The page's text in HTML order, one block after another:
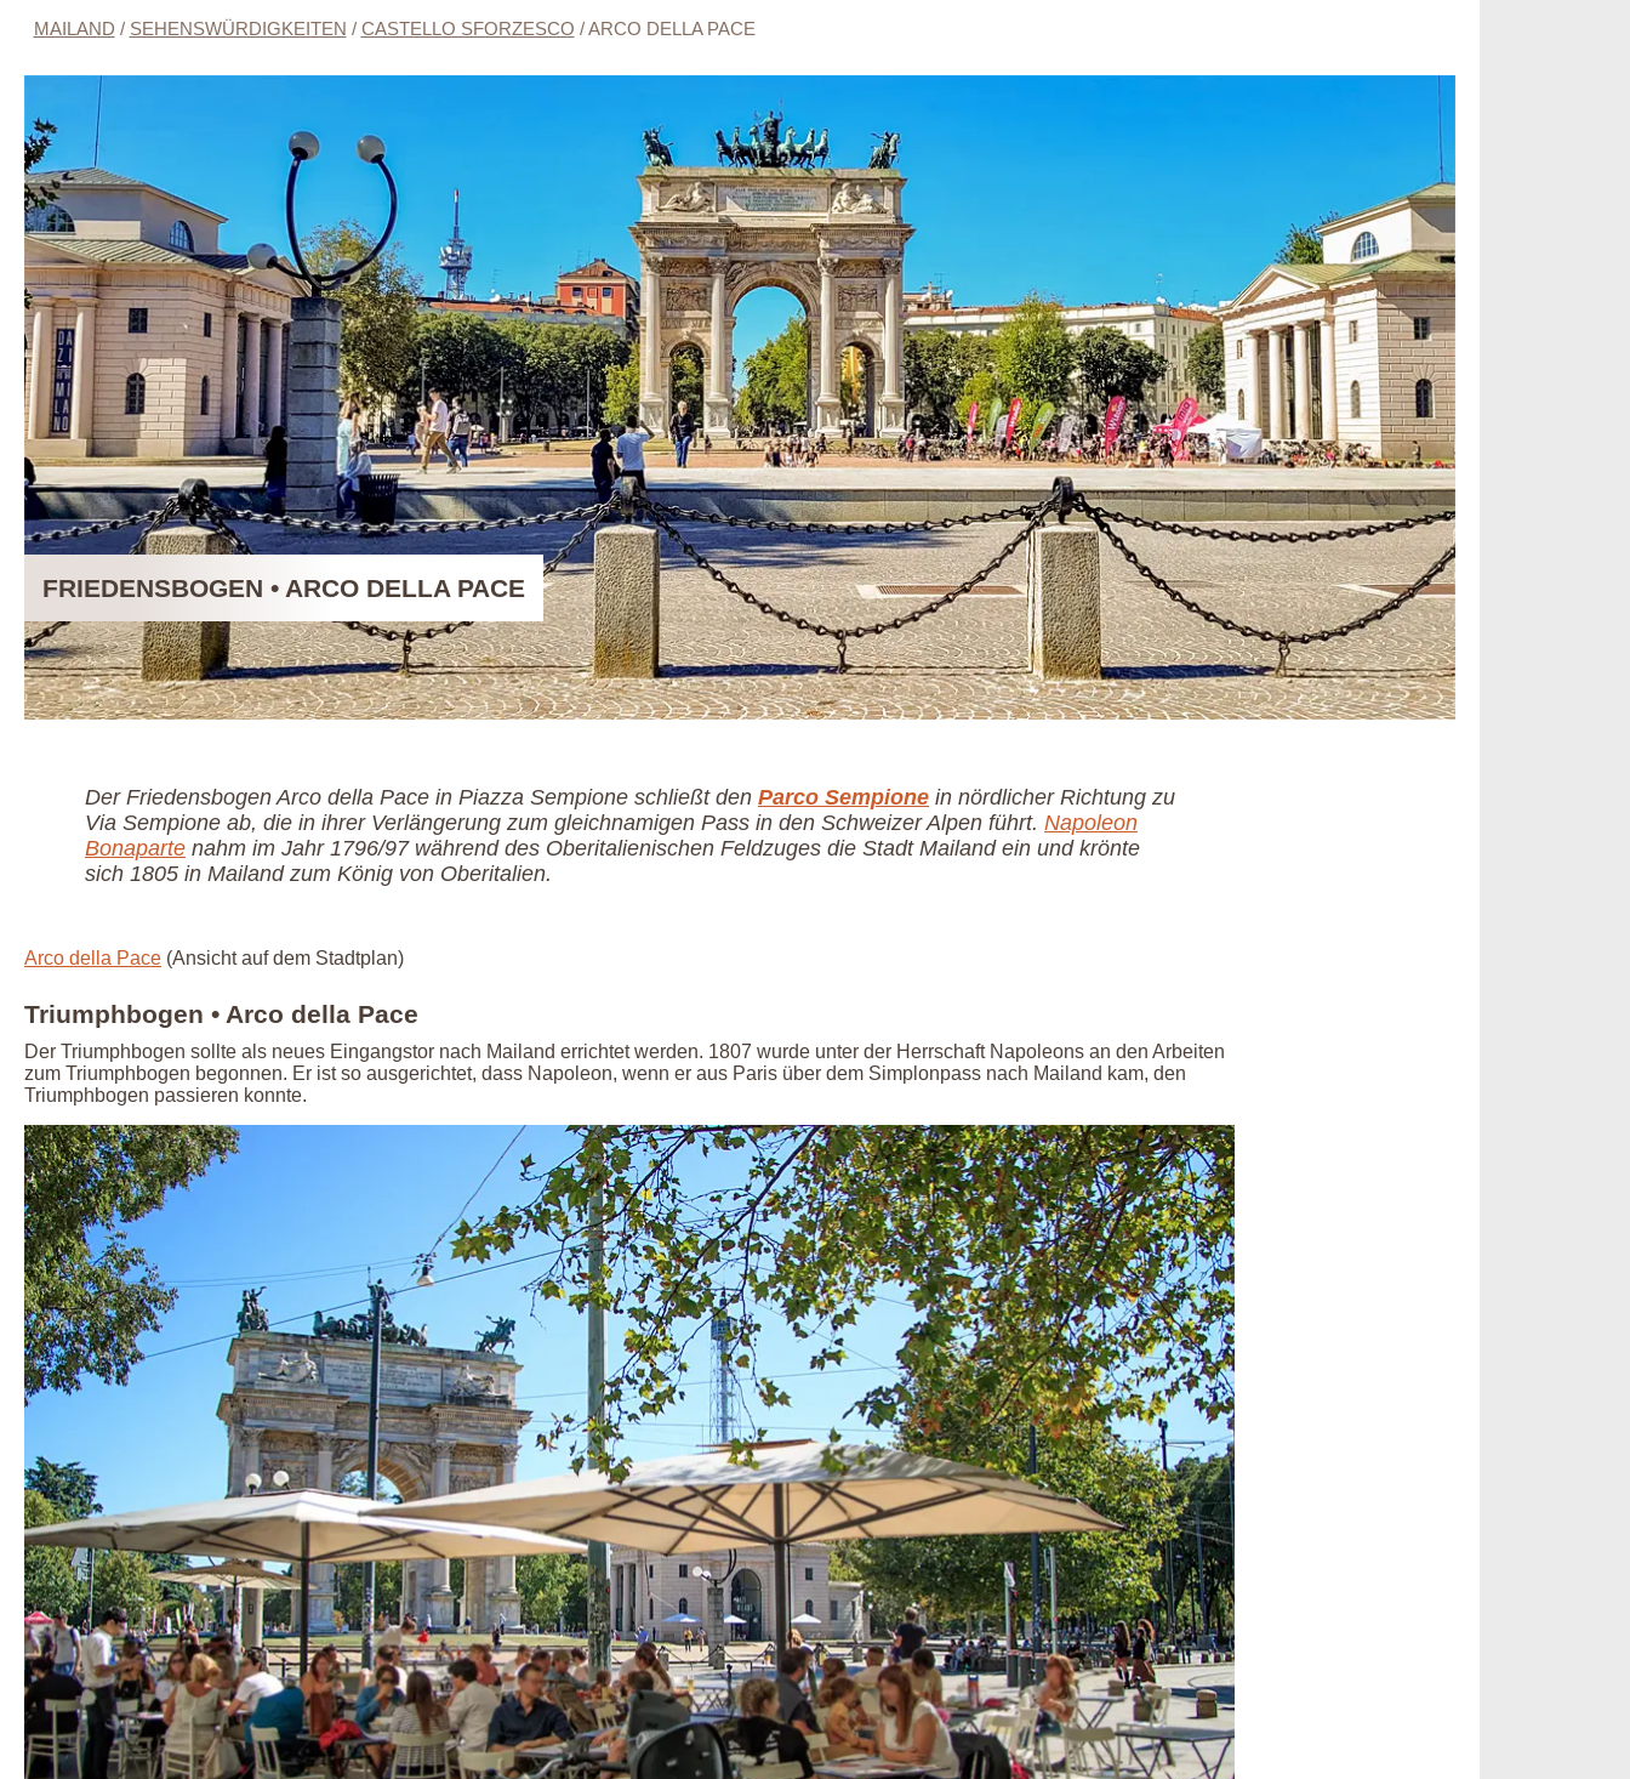
MAILAND / SEHENSWÜRDIGKEITEN / CASTELLO SFORZESCO /ARCO DELLA PACE
FRIEDENSBOGEN • ARCO DELLA PACE
Der Friedensbogen Arco della Pace in Piazza Sempione schließt den Parco Sempione in nördlicher Richtung zu
Via Sempione ab, die in ihrer Verlängerung zum gleichnamigen Pass in den Schweizer Alpen führt. Napoleon
Bonaparte nahm im Jahr 1796/97 während des Oberitalienischen Feldzuges die Stadt Mailand ein und krönte
sich 1805 in Mailand zum König von Oberitalien.
Arco della Pace (Ansicht auf dem Stadtplan)
Triumphbogen • Arco della Pace
Der Triumphbogen sollte als neues Eingangstor nach Mailand errichtet werden. 1807 wurde unter der Herrschaft Napoleons an den Arbeiten
zum Triumphbogen begonnen. Er ist so ausgerichtet, dass Napoleon, wenn er aus Paris über dem Simplonpass nach Mailand kam, den
Triumphbogen passieren konnte.